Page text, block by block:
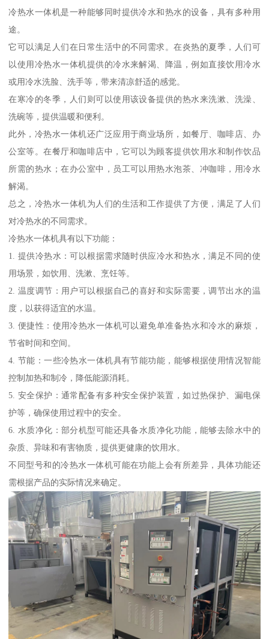
冷热水一体机是一种能够同时提供冷水和热水的设备，具有多种用
途。
它可以满足人们在日常生活中的不同需求。在炎热的夏季，人们可
以使用冷热水一体机提供的冷水来解渴、降温，例如直接饮用冷水
或用冷水洗脸、洗手等，带来清凉舒适的感觉。
在寒冷的冬季，人们则可以使用该设备提供的热水来洗漱、洗澡、
洗碗等，提供温暖和便利。
此外，冷热水一体机还广泛应用于商业场所，如餐厅、咖啡店、办
公室等。在餐厅和咖啡店中，它可以为顾客提供饮用水和制作饮品
所需的热水；在办公室中，员工可以用热水泡茶、冲咖啡，用冷水
解渴。
总之，冷热水一体机为人们的生活和工作提供了方便，满足了人们
对冷热水的不同需求。
冷热水一体机具有以下功能：
1. 提供冷热水：可以根据需求随时供应冷水和热水，满足不同的使
用场景，如饮用、洗漱、烹饪等。
2. 温度调节：用户可以根据自己的喜好和实际需要，调节出水的温
度，以获得适宜的水温。
3. 便捷性：使用冷热水一体机可以避免单准备热水和冷水的麻烦，
节省时间和空间。
4. 节能：一些冷热水一体机具有节能功能，能够根据使用情况智能
控制加热和制冷，降低能源消耗。
5. 安全保护：通常配备有多种安全保护装置，如过热保护、漏电保
护等，确保使用过程中的安全。
6. 水质净化：部分机型可能还具备水质净化功能，能够去除水中的
杂质、异味和有害物质，提供更健康的饮用水。
不同型号和的冷热水一体机可能在功能上会有所差异，具体功能还
需根据产品的实际情况来确定。